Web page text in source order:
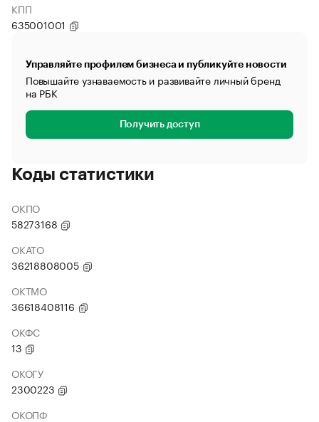
КПП
635001001
Управляйте профилем бизнеса и публикуйте новости
Повышайте узнаваемость и развивайте личный бренд
на РБК
Получить доступ
Коды статистики
ОКПО
58273168
ОКАТО
36218808005
ОКТМО
36618408116
ОКФС
13
ОКОГУ
2300223
ОКОПФ